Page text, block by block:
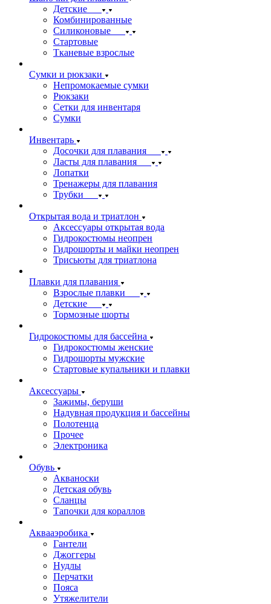
Детские
Комбинированные
Силиконовые
Стартовые
Тканевые взрослые
Сумки и рюкзаки
Непромокаемые сумки
Рюкзаки
Сетки для инвентаря
Сумки
Инвентарь
Досочки для плавания
Ласты для плавания
Лопатки
Тренажеры для плавания
Трубки
Открытая вода и триатлон
Аксессуары открытая вода
Гидрокостюмы неопрен
Гидрошорты и майки неопрен
Трисьюты для триатлона
Плавки для плавания
Взрослые плавки
Детские
Тормозные шорты
Гидрокостюмы для бассейна
Гидрокостюмы женские
Гидрошорты мужские
Стартовые купальники и плавки
Аксессуары
Зажимы, беруши
Надувная продукция и бассейны
Полотенца
Прочее
Электроника
Обувь
Акваноски
Детская обувь
Сланцы
Тапочки для кораллов
Аквааэробика
Гантели
Джоггеры
Нудлы
Перчатки
Пояса
Утяжелители